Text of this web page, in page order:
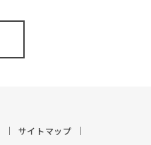
サイトマップ